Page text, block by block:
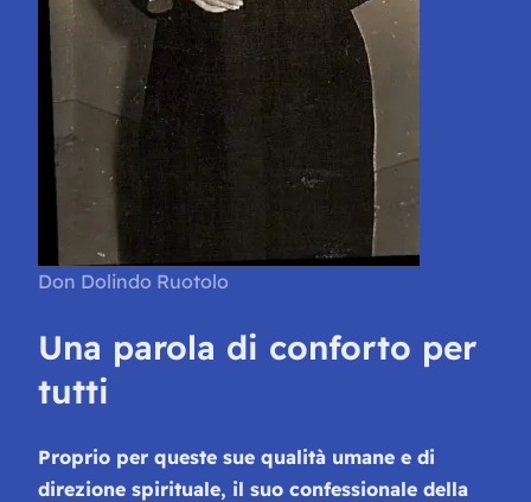
Don Dolindo Ruotolo
Una parola di conforto per
tutti
Proprio per queste sue qualità umane e di
direzione spirituale, il suo confessionale della